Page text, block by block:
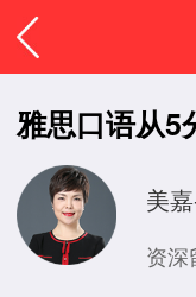
雅思口语从5
美
资深